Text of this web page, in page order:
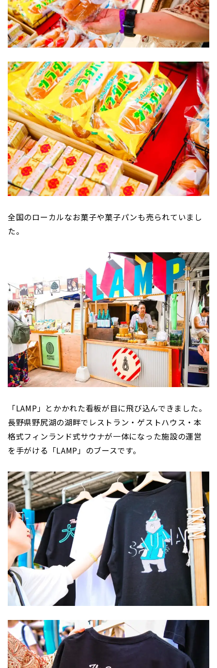
全国のローカルなお菓子や菓子パンも売られていまし
た。
「LAMP」とかかれた看板が目に飛び込んできました。
長野県野尻湖の湖畔でレストラン・ゲストハウス・本
格式フィンランド式サウナが一体になった施設の運営
を手がける「LAMP」のブースです。